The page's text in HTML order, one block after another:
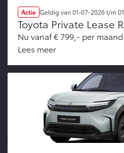
Actie Geldig van01-07-2026t/m
Toyota Private Lease
Nu vanaf € 799,- per maand
Lees meer